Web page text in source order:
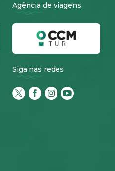
Agência de viagens
Siga nas redes